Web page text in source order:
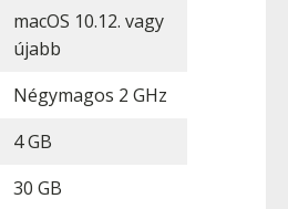
macOS 10.12. vagy
újabb
Négymagos 2 GHz
4 GB
30 GB